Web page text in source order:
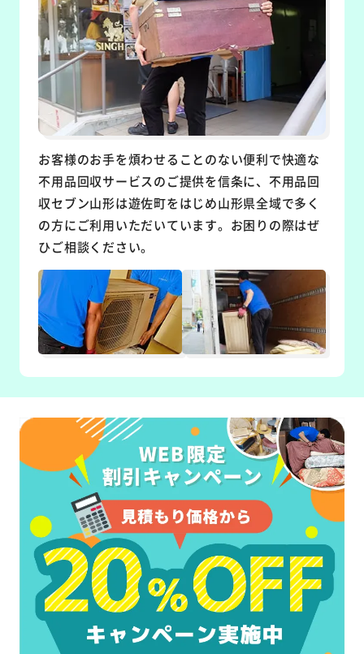
お客様のお手を煩わせることのない便利で快適な
不用品回収サービスのご提供を信条に、不用品回
収セブン山形は遊佐町をはじめ山形県全域で多く
の方にご利用いただいています。お困りの際はぜ
ひご相談ください。